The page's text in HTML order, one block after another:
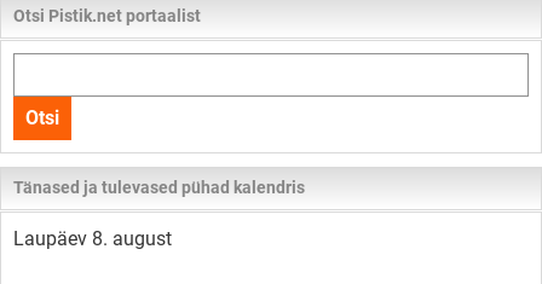
Otsi Pistik.net portaalist
kogu
lehelt
Otsi
Tänased ja tulevased pühad kalendris
Laupäev 8. august